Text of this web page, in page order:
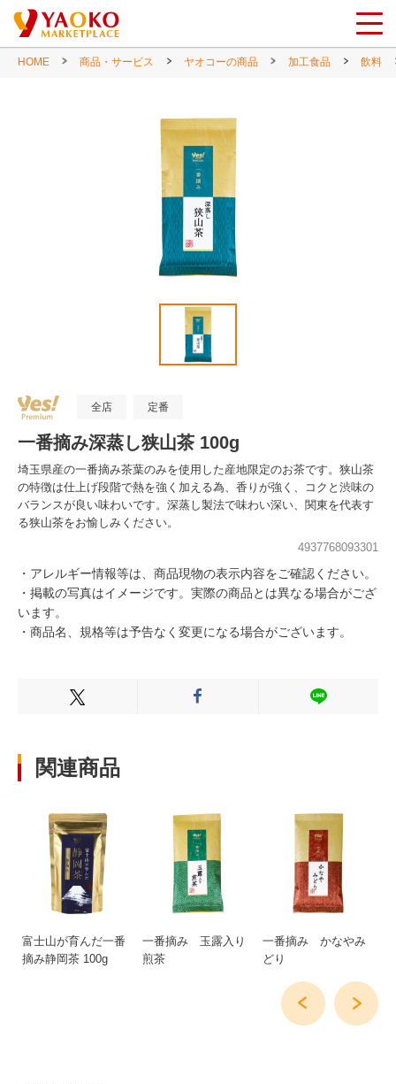
HOME 商品・サービス ヤオコーの商品 加工食品 飲料
全店 定番
一番摘み深蒸し狭山茶 100g
埼玉県産の一番摘み茶葉のみを使用した産地限定のお茶です。狭山茶
の特徴は仕上げ段階で熱を強く加える為、香りが強く、コクと渋味の
バランスが良い味わいです。深蒸し製法で味わい深い、関東を代表す
る狭山茶をお愉しみください。
4937768093301
・アレルギー情報等は、商品現物の表示内容をご確認ください。
・掲載の写真はイメージです。実際の商品とは異なる場合がござ
います。
・商品名、規格等は予告なく変更になる場合がございます。
Xでシェアする FacebookでシェアするLINEでシェ
関連商品
富士山が育んだ一番
摘み静岡茶 100g
一番摘み 玉露入り
煎茶
一番摘み かなやみ
どり